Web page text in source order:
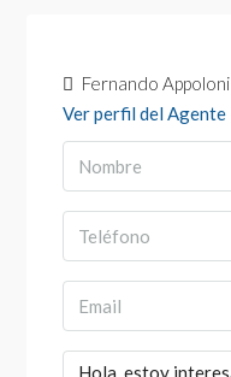
Fernando Appoloni
Ver perfil del Agente